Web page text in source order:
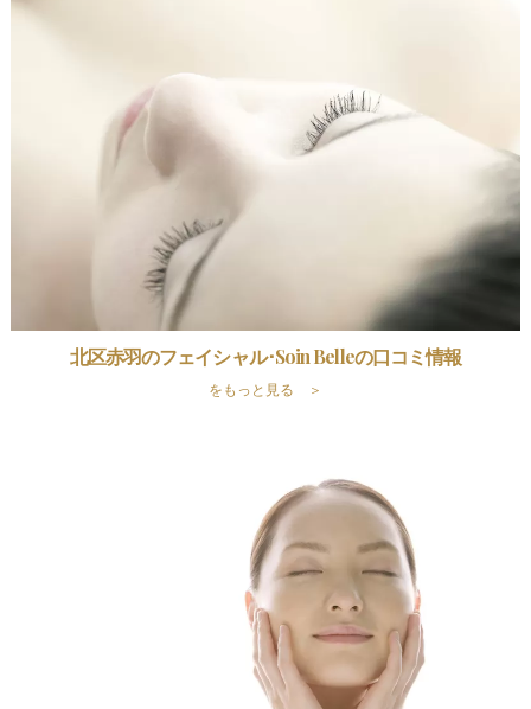
北区赤羽のフェイシャル･Soin Belleの口コミ情報
をもっと見る ＞